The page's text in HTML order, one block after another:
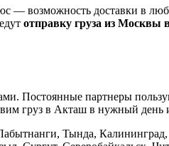
— возможность доставки в
отправку груза из Москвы
Постоянные партнеры
груз в Акташ в нужный
Тында, Калининград,